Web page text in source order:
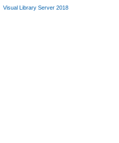
Visual Library Server 2018